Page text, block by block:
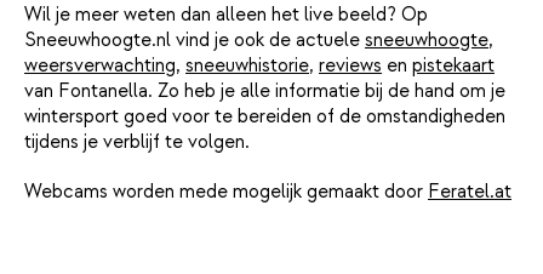
Wil je meer weten dan alleen het live beeld? Op
Sneeuwhoogte.nl vind je ook de actuele sneeuwhoogte,
weersverwachting, sneeuwhistorie, reviews en pistekaart
van Fontanella. Zo heb je alle informatie bij de hand om je
wintersport goed voor te bereiden of de omstandigheden
tijdens je verblijf te volgen.
Webcams worden mede mogelijk gemaakt door Feratel.at